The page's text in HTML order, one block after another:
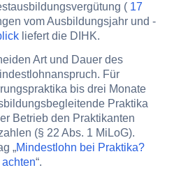
( 17
vom Ausbildungsjahr und -
liefert die DIHK.
Art und Dauer des
Für
bis drei Monate
Praktika
Betrieb den Praktikanten
(§ 22 Abs. 1 MiLoG).
„Mindestlohn bei Praktika?
“.